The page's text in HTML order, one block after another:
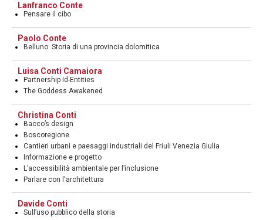
Lanfranco Conte
Pensare il cibo
Paolo Conte
Belluno. Storia di una provincia dolomitica
Luisa Conti Camaiora
Partnership Id-Entities
The Goddess Awakened
Christina Conti
Bacco’s design
Boscoregione
Cantieri urbani e paesaggi industriali del Friuli Venezia Giulia
Informazione e progetto
L’accessibilità ambientale per l’inclusione
Parlare con l'architettura
Davide Conti
Sull’uso pubblico della storia